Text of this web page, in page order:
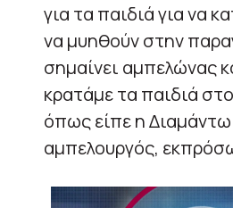
για τα παιδιά για να
να μυηθούν στην
σημαίνει αμπελώνας
κρατάμε τα παιδιά
όπως είπε η Διαμάντω
αμπελουργός,